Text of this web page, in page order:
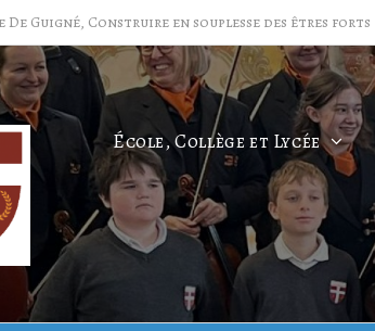
De Guigné, Construire en souplesse des êtres forts
École, Collège et Lycée